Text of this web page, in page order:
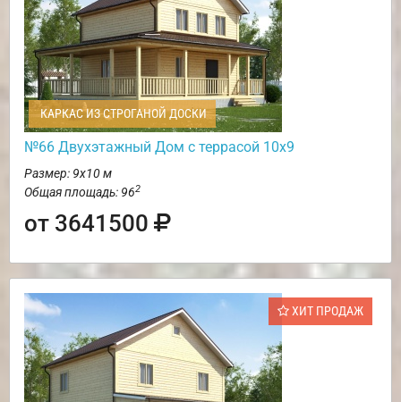
КАРКАС ИЗ СТРОГАНОЙ ДОСКИ
№66 Двухэтажный Дом с террасой 10х9
Размер: 9х10 м
Общая площадь: 962
от 3641500
ХИТ ПРОДАЖ